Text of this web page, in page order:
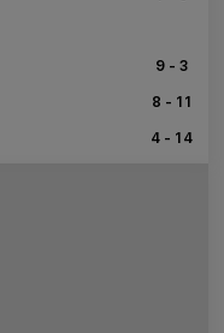
9 - 3
8 - 11
4 - 14